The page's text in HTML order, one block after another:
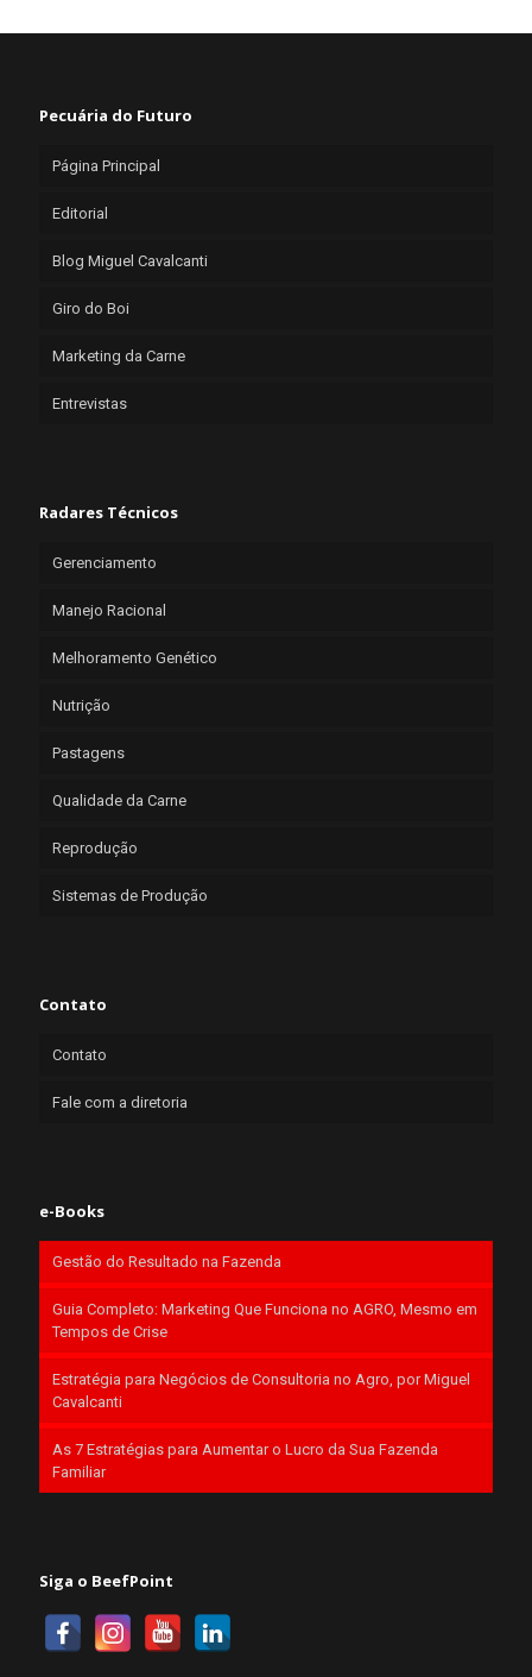
Pecuária do Futuro
Página Principal
Editorial
Blog Miguel Cavalcanti
Giro do Boi
Marketing da Carne
Entrevistas
Radares Técnicos
Gerenciamento
Manejo Racional
Melhoramento Genético
Nutrição
Pastagens
Qualidade da Carne
Reprodução
Sistemas de Produção
Contato
Contato
Fale com a diretoria
e-Books
Gestão do Resultado na Fazenda
Guia Completo: Marketing Que Funciona no AGRO, Mesmo em
Tempos de Crise
Estratégia para Negócios de Consultoria no Agro, por Miguel
Cavalcanti
As 7 Estratégias para Aumentar o Lucro da Sua Fazenda
Familiar
Siga o BeefPoint